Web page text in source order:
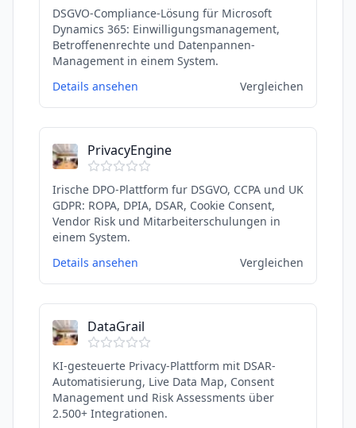
DSGVO-Compliance-Lösung für Microsoft
Dynamics 365: Einwilligungsmanagement,
Betroffenenrechte und Datenpannen-
Management in einem System.
Details ansehen
Vergleichen
PrivacyEngine
Irische DPO-Plattform fur DSGVO, CCPA und UK
GDPR: ROPA, DPIA, DSAR, Cookie Consent,
Vendor Risk und Mitarbeiterschulungen in
einem System.
Details ansehen
Vergleichen
DataGrail
KI-gesteuerte Privacy-Plattform mit DSAR-
Automatisierung, Live Data Map, Consent
Management und Risk Assessments über
2.500+ Integrationen.